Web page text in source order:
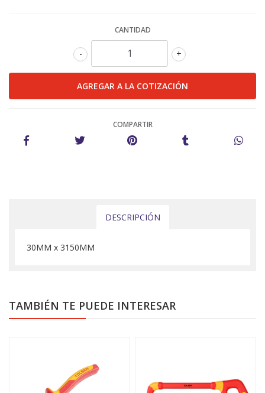
CANTIDAD
+
-
COMPARTIR
DESCRIPCIÓN
30MM x 3150MM
TAMBIÉN TE PUEDE INTERESAR